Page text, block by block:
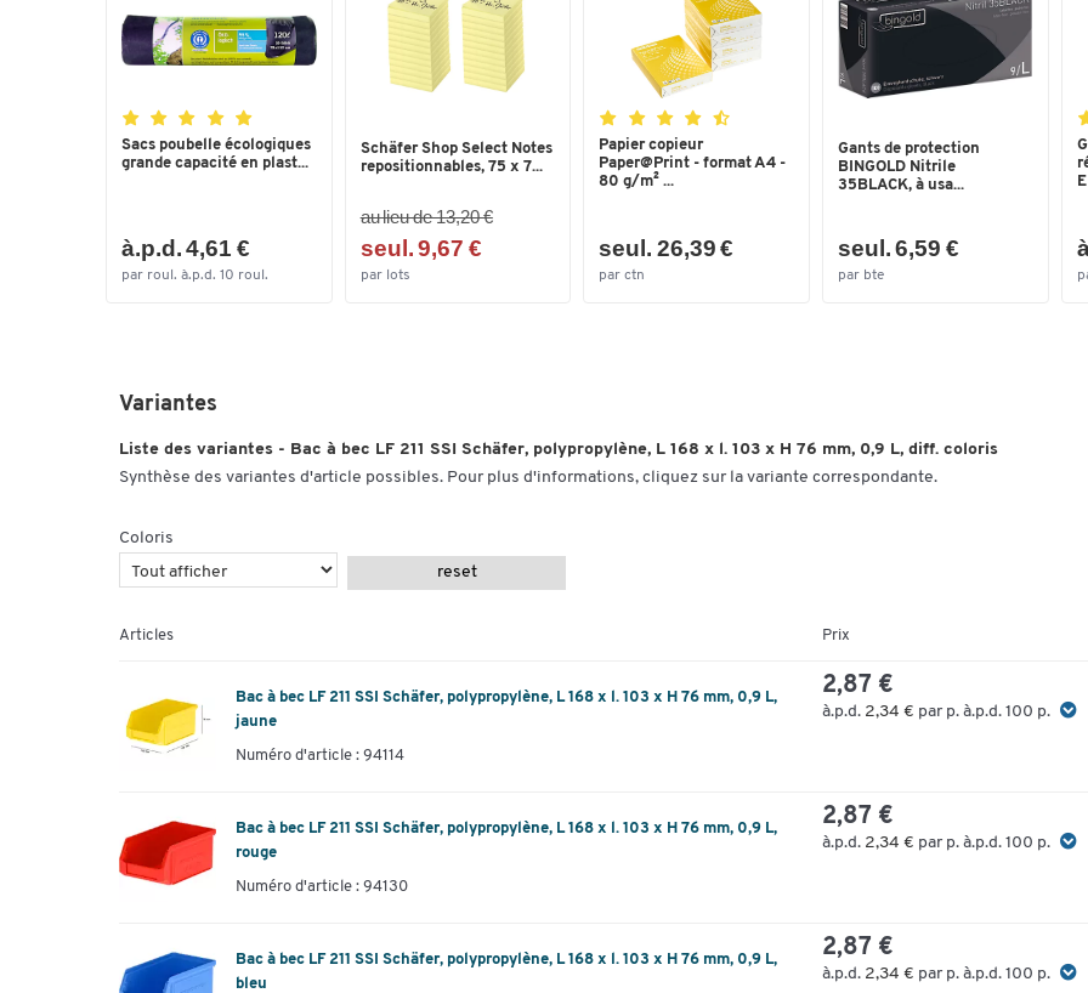
Coloris jaune
Dimensions
Hauteur extérieure (mm)
Hauteur intérieure (mm) 67
Largeur extérieure (mm) 103
Largeur intérieure (mm)
Sacs poubelle écologiques
grande capacité en plast...
à.p.d. 4,61 €
par roul. à.p.d. 10 roul.
Schäfer Shop Select Notes
repositionnables, 75 x 7...
au lieu de 13,20 €
seul. 9,67 €
par lots
Papier copieur
Paper@Print - format A4 -
80 g/m² ...
seul. 26,39 €
par ctn
Gants de protection
BINGOLD Nitrile
35BLACK, à usa...
seul. 6,59 €
par bte
Variantes
Liste des variantes - Bac à bec LF 211 SSI Schäfer, polypropylène, L 168 x l. 103 x H 76 mm, 0,9 L, diff. coloris
Synthèse des variantes d'article possibles. Pour plus d'informations, cliquez sur la variante correspondante.
Coloris
reset
Articles Prix
Bac à bec LF 211 SSI Schäfer, polypropylène, L 168 x l. 103 x H 76 mm, 0,9 L,
jaune
Numéro d'article : 94114
2,87 €
à.p.d. 2,34 € par p. à.p.d. 100 p.
Bac à bec LF 211 SSI Schäfer, polypropylène, L 168 x l. 103 x H 76 mm, 0,9 L,
rouge
Numéro d'article : 94130
2,87 €
à.p.d. 2,34 € par p. à.p.d. 100 p.
Bac à bec LF 211 SSI Schäfer, polypropylène, L 168 x l. 103 x H 76 mm, 0,9 L,
bleu
2,87 €
à.p.d. 2,34 € par p. à.p.d. 100 p.